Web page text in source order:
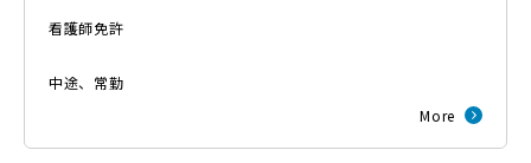
看護師免許
中途、 常勤
More